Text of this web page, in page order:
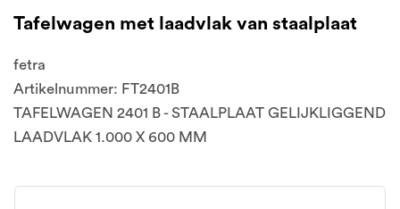
Tafelwagen met laadvlak van staalplaat
fetra
Artikelnummer: FT2401B
TAFELWAGEN 2401 B - STAALPLAAT GELIJKLIGGEND
LAADVLAK 1.000 X 600 MM